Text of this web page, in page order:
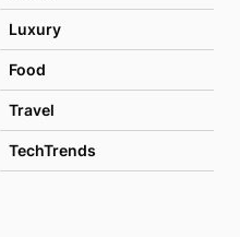
Luxury
Food
Travel
TechTrends